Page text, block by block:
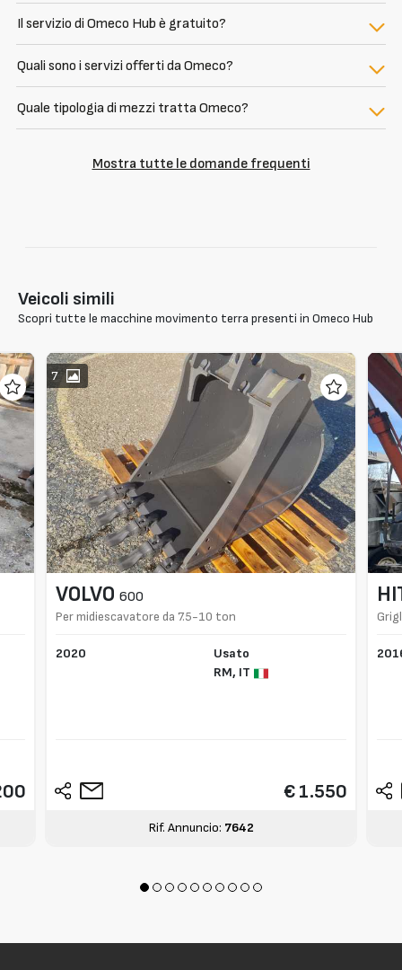
Il servizio di Omeco Hub è gratuito?
Quali sono i servizi offerti da Omeco?
Quale tipologia di mezzi tratta Omeco?
Mostra tutte le domande frequenti
Veicoli simili
Scopri tutte le macchine movimento terra presenti in Omeco Hub
7
VOLVO 600
Per midiescavatore da 7.5-10 ton
2020
Usato
RM, IT
€ 1.550
Rif. Annuncio: 7642